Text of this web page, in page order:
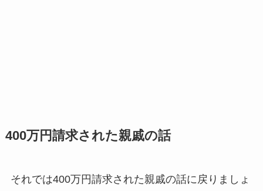
400万円請求された親戚の話
それでは400万円請求された親戚の話に戻りましょ